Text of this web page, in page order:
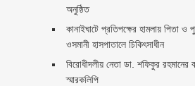
অনুষ্ঠিত
কানাইঘাটে প্রতিপক্ষের হামলায়
ওসমানী হাসপাতালে চিকিৎসাধীন
বিরোধীদলীয় নেতা ডা. শফিকুর রহমানের
স্মারকলিপি ‎